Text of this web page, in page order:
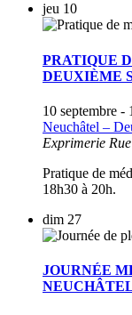
jeu 10
PRATIQUE
DEUXIÈME
10 septembre -
Neuchâtel –
Exprimerie
Pratique de
18h30 à 20h.
dim 27
JOURNÉE
NEUCHÂTEL